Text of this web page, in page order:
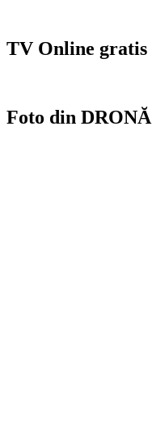
TV Online gratis
Foto din DRONĂ